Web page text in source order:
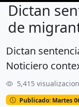
Dictan
de
Dictan
Dictan
Noticiero
5,415
Publicado: Martes